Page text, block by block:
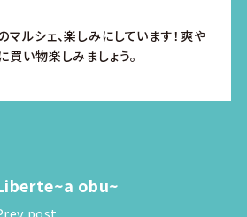
ルシェ、楽しみにしています！爽や
い物楽しみましょう。
obu~
post